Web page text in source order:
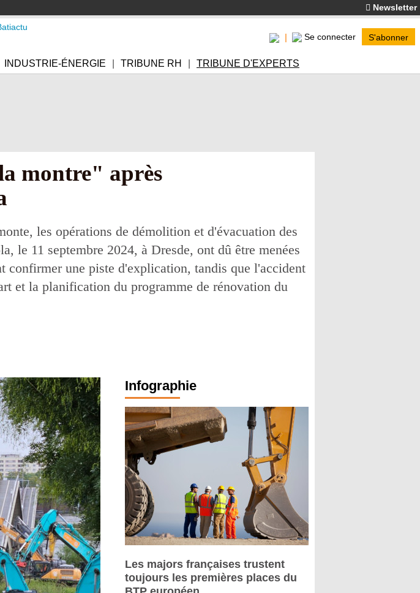
Newsletter
Se connecter S'abonner
INDUSTRIE-ÉNERGIE TRIBUNE RH TRIBUNE D'EXPERTS
montre" après
les opérations de démolition et d'évacuation des
le 11 septembre 2024, à Dresde, ont dû être menées
confirmer une piste d'explication, tandis que l'accident
et la planification du programme de rénovation du
Infographie
Les majors françaises trustent
toujours les premières places du